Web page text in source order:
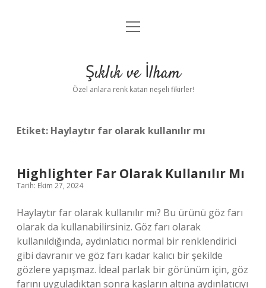
Anasayfa
Yasal Uyarı
menüyü
Şıklık ve İlham
Özel anlara renk katan neşeli fikirler!
Etiket: Haylaytır far olarak kullanılır mı
Highlighter Far Olarak Kullanılır Mı
Tarih: Ekim 27, 2024
Haylaytır far olarak kullanılır mı? Bu ürünü göz farı
olarak da kullanabilirsiniz. Göz farı olarak
kullanıldığında, aydınlatıcı normal bir renklendirici
gibi davranır ve göz farı kadar kalıcı bir şekilde
gözlere yapışmaz. İdeal parlak bir görünüm için, göz
farını uyguladıktan sonra kaşların altına aydınlatıcıyı